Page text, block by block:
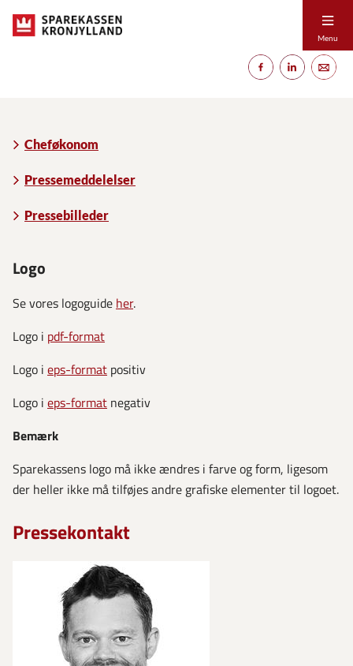
Menu
Cheføkonom
Pressemeddelelser
Pressebilleder
Logo
Se vores logoguide her.
Logo i pdf-format
Logo i eps-format positiv
Logo i eps-format negativ
Bemærk
Sparekassens logo må ikke ændres i farve og form, ligesom
der heller ikke må tilføjes andre grafiske elementer til logoet.
Pressekontakt